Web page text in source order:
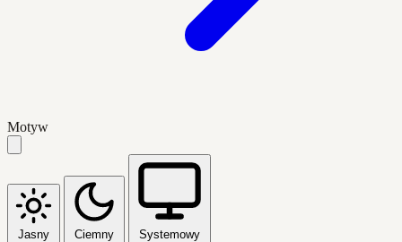
Motyw
Jasny Ciemny Systemowy